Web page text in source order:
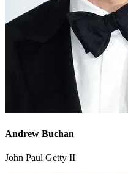
Andrew Buchan
John Paul Getty II